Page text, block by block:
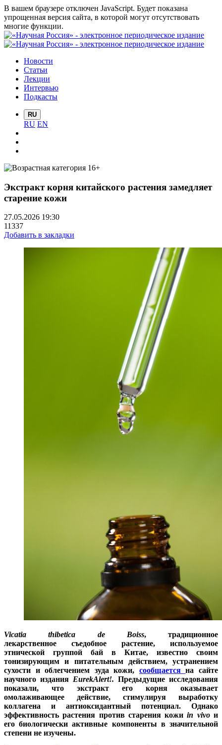
В вашем браузере отключен JavaScript. Будет показана
упрощенная версия сайта, в которой могут отсутствовать
многие функции.
Новости
Статьи
Лекции
Интервью
Подкасты
RU
RU EN
Экстракт корня китайского растения замедляет
старение кожи
27.05.2026 19:30
11337
Добавить в закладки
Vicatia thibetica de Boiss, традиционное
лекарственное съедобное растение, используемое
этнической группой бай в Китае, известно своим
тонизирующим и питательным действием, устранением
сухости и облегчением зуда кожи, сообщаетсяна сайте
научного издания EurekAlert!. Предыдущие исследования
показали, что экстракт его корня оказывает
омолаживающее действие, стимулируя выработку
коллагена и антиоксидантный потенциал. Однако
эффективность растения против старения кожиin vivoи
его биологически активные компоненты в значительной
степени не изучены.